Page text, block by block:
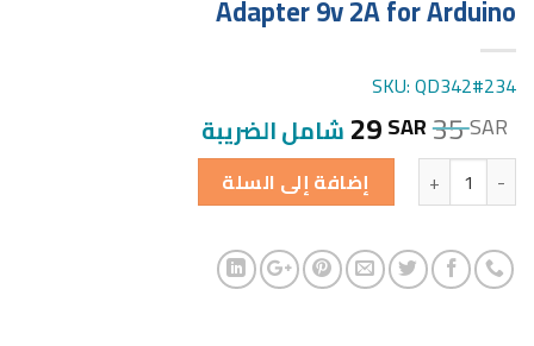
Adapter 9v 2A for Arduino
SKU: QD342#234
35SAR
29SAR شامل الضريبة
الكمية إضافة إلى السلة